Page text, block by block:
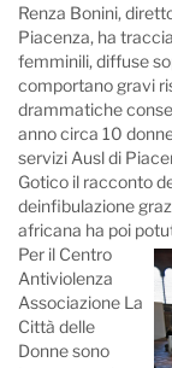
Renza Bonini,
Piacenza, ha
femminili, diffuse
comportano gravi
drammatiche
anno circa 10
servizi Ausl di
Gotico il racconto
deinfibulazione
africana ha poi
Per il Centro
Antiviolenza
Associazione La
Città delle
Donne sono